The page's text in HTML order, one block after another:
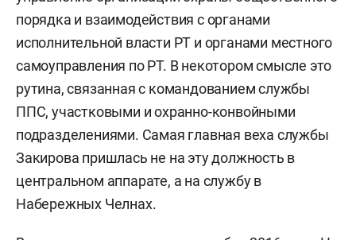
порядка и взаимодействия с органами
исполнительной власти РТ и органами местного
самоуправления по РТ. В некотором смысле это
рутина, связанная с командованием службы
ППС, участковыми и охранно-конвойными
подразделениями. Самая главная веха службы
Закирова пришлась не на эту должность в
центральном аппарате, а на службу в
Набережных Челнах.